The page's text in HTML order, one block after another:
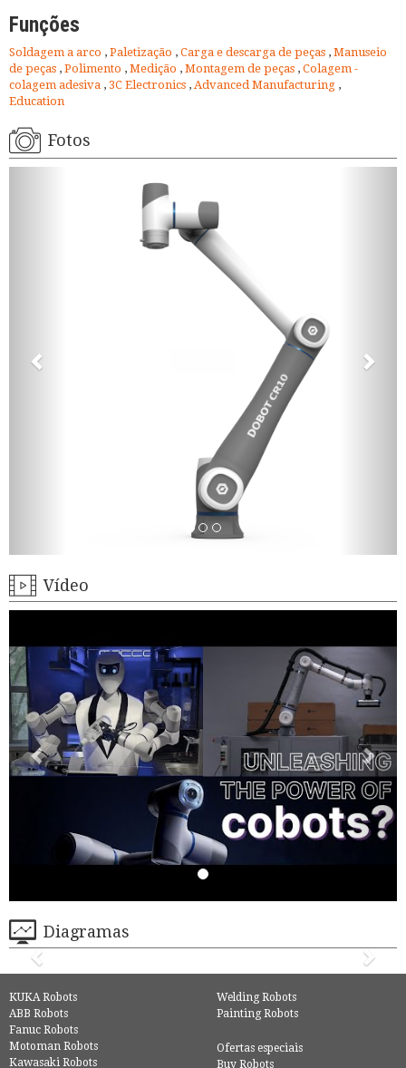
Funções
Soldagem a arco , Paletização , Carga e descarga de peças , Manuseio
de peças , Polimento , Medição , Montagem de peças , Colagem -
colagem adesiva , 3C Electronics , Advanced Manufacturing ,
Education
Fotos
Vídeo
Diagramas
KUKA Robots
ABB Robots
Fanuc Robots
Motoman Robots
Kawasaki Robots
Welding Robots
Painting Robots
Ofertas especiais
Buy Robots